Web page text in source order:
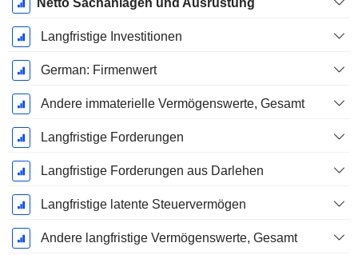
Netto Sachanlagen und Ausrüstung
Langfristige Investitionen
German: Firmenwert
Andere immaterielle Vermögenswerte, Gesamt
Langfristige Forderungen
Langfristige Forderungen aus Darlehen
Langfristige latente Steuervermögen
Andere langfristige Vermögenswerte, Gesamt